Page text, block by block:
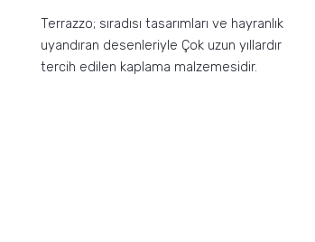
Terrazzo; sıradısı tasarımları ve hayranlık
uyandıran desenleriyle Çok uzun yıllardır
tercih edilen kaplama malzemesidir.